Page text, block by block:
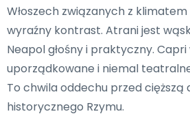
Włoszech związanych z
wyraźny kontrast. Atrani jest
Neapol głośny i praktyczny.
uporządkowane i niemal
To chwila oddechu przed
historycznego Rzymu.